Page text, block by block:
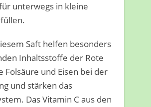
unterwegs in kleine
Saft helfen besonders
Inhaltsstoffe der Rote
Folsäure und Eisen bei der
und stärken das
Das Vitamin C aus den